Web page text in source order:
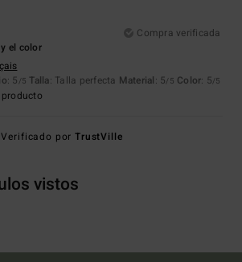
Compra verificada
el color
: 5 /5 Talla: Talla perfecta Material: 5/5 Color: 5/5
producto
Verificado porTrustVille
vistos